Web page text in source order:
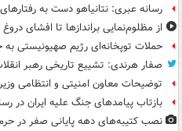
رسانه عبری: نتانیاهو دست به
از مظلوم‌نمایی براندازها تا افشای
حملات توپخانه‌ای رژیم صهیونیستی به
صفار هرندی: تشییع تاریخی رهبر
توضیحات معاون امنیتی و انتظامی
بازتاب پیامدهای جنگ علیه ایران در
نصب کتیبه‌های دهه پایانی صفر در